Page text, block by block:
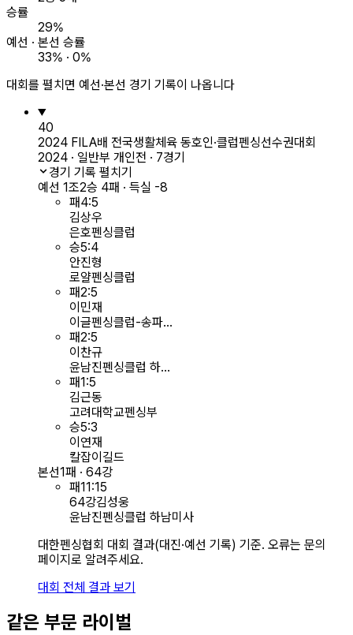
승률
29%
예선 · 본선 승률
33% · 0%
대회를 펼치면 예선·본선 경기 기록이 나옵니다
40
2024 FILA배 전국생활체육 동호인·클럽펜싱선수권대회
2024 · 일반부 개인전 · 7경기
경기 기록 펼치기
예선 1조2승 4패 · 득실 -8
패4:5
김상우
은호펜싱클럽
승5:4
안진형
로얄펜싱클럽
패2:5
이민재
이글펜싱클럽-송파...
패2:5
이찬규
윤남진펜싱클럽 하...
패1:5
김근동
고려대학교펜싱부
승5:3
이연재
칼잡이길드
본선1패 · 64강
패11:15
64강김성웅
윤남진펜싱클럽 하남미사
대한펜싱협회 대회 결과(대진·예선 기록) 기준. 오류는 문의
페이지로 알려주세요.
대회 전체 결과 보기
같은 부문 라이벌